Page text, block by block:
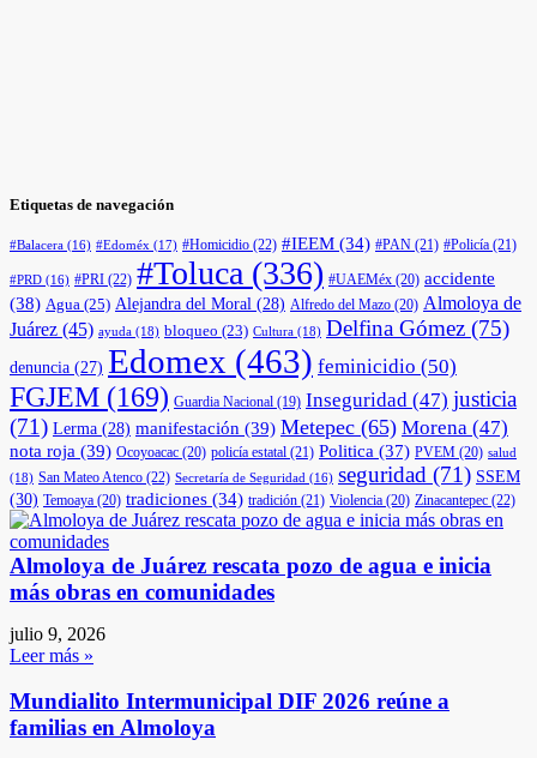
Etiquetas de navegación
#Balacera (16) #Edoméx (17) #Homicidio (22) #IEEM (34) #PAN (21) #Policía (21)
#PRD (16) #PRI (22) #Toluca (336) #UAEMéx (20) accidente
(38) Agua (25) Alejandra del Moral (28) Alfredo del Mazo (20) Almoloya de
Juárez (45) ayuda (18) bloqueo (23) Cultura (18) Delfina Gómez (75)
denuncia (27) Edomex (463) feminicidio (50)
FGJEM (169) Guardia Nacional (19) Inseguridad (47) justicia
(71) Lerma (28) manifestación (39) Metepec (65) Morena (47)
nota roja (39) Ocoyoacac (20) policía estatal (21) Politica (37) PVEM (20) salud
(18) San Mateo Atenco (22) Secretaría de Seguridad (16) seguridad (71) SSEM
(30) Temoaya (20) tradiciones (34) tradición (21) Violencia (20) Zinacantepec (22)
Almoloya de Juárez rescata pozo de agua e inicia
más obras en comunidades
julio 9, 2026
Leer más »
Mundialito Intermunicipal DIF 2026 reúne a
familias en Almoloya